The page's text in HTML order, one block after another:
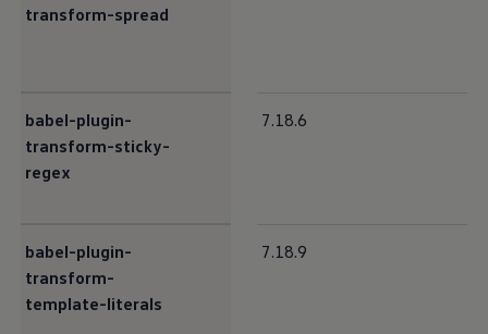
transform-spread
babel-plugin-
transform-sticky-
regex
7.18.6
babel-plugin-
transform-
template-literals
7.18.9